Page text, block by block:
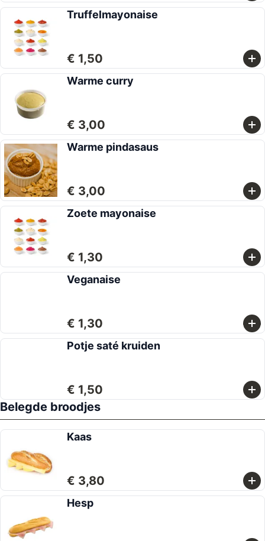
Truffelmayonaise
€ 1,50
Warme curry
€ 3,00
Warme pindasaus
€ 3,00
Zoete mayonaise
€ 1,30
Veganaise
€ 1,30
Potje saté kruiden
€ 1,50
Belegde broodjes
Kaas
€ 3,80
Hesp